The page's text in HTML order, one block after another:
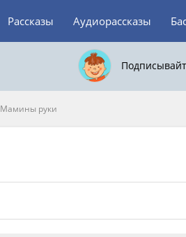
Рассказы Аудиорассказы
Мамины руки